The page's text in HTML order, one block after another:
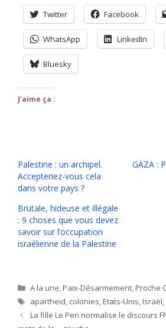
Twitter Facebook
WhatsApp LinkedIn
Bluesky
J’aime ça :
Palestine : un archipel.
Accepteriez-vous cela
dans votre pays ?
GAZA :
Brutale, hideuse et illégale
: 9 choses que vous devez
savoir sur l’occupation
israélienne de la Palestine
Catégories
A la une,Paix-Désarmement,Proche
Étiquettes
apartheid, colonies,Etats-Unis,Israël,
La fille Le Pen normalise le discours